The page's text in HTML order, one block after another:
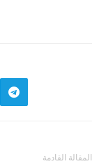
المقالة القادمة